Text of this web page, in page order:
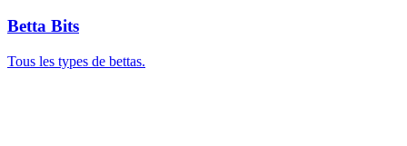
Betta Bits
Tous les types de bettas.